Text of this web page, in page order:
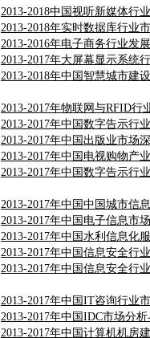
2013-2018中国视听新媒体行
2013-2018年实时数据库行业
2013-2016年电子商务行业发
2013-2017年大屏幕显示系统
2013-2018年中国智慧城市建
2013-2017年物联网与RFID
2013-2017年中国数字告示行
2013-2017年中国出版业市场
2013-2017年中国电视购物产
2013-2017年中国数字告示行
2013-2017年中国中国城市信
报告
2013-2017年中国电子信息市
2013-2017年中国水利信息化
报告
2013-2017年中国信息安全行
2013-2017年中国信息安全行
2013-2017年中国IT咨询行业
2013-2017年中国IDC市场分
2013-2017年中国计算机机房